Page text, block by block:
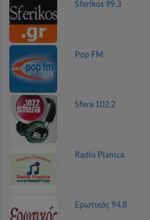
Sferikos 99.3
Pop FM
Sfera 102,2
Radio Pianica
Ερωτικός 94,8